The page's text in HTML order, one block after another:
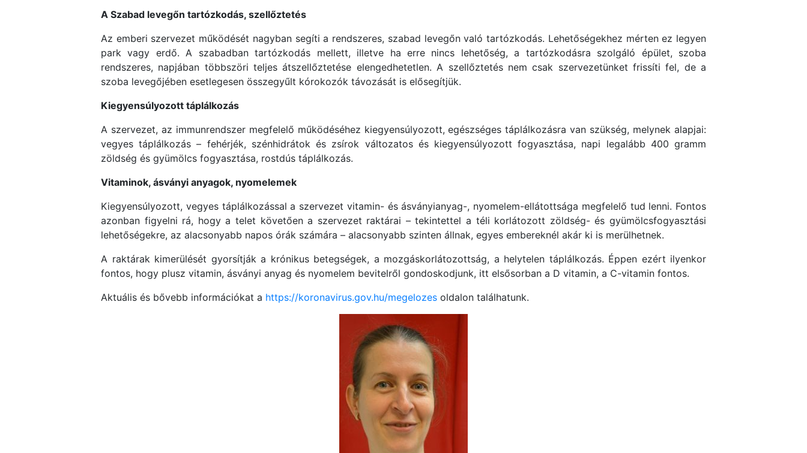
A Szabad levegőn tartózkodás, szellőztetés
Az emberi szervezet működését nagyban segíti a rendszeres, szabad levegőn való tartózkodás. Lehetőségekhez mérten ez legyen
park vagy erdő. A szabadban tartózkodás mellett, illetve ha erre nincs lehetőség, a tartózkodásra szolgáló épület, szoba
rendszeres, napjában többszöri teljes átszellőztetése elengedhetetlen. A szellőztetés nem csak szervezetünket frissíti fel, de a
szoba levegőjében esetlegesen összegyűlt kórokozók távozását is elősegítjük.
Kiegyensúlyozott táplálkozás
A szervezet, az immunrendszer megfelelő működéséhez kiegyensúlyozott, egészséges táplálkozásra van szükség, melynek alapjai:
vegyes táplálkozás – fehérjék, szénhidrátok és zsírok változatos és kiegyensúlyozott fogyasztása, napi legalább 400 gramm
zöldség és gyümölcs fogyasztása, rostdús táplálkozás.
Vitaminok, ásványi anyagok, nyomelemek
Kiegyensúlyozott, vegyes táplálkozással a szervezet vitamin- és ásványianyag-, nyomelem-ellátottsága megfelelő tud lenni. Fontos
azonban figyelni rá, hogy a telet követően a szervezet raktárai – tekintettel a téli korlátozott zöldség- és gyümölcsfogyasztási
lehetőségekre, az alacsonyabb napos órák számára – alacsonyabb szinten állnak, egyes embereknél akár ki is merülhetnek.
A raktárak kimerülését gyorsítják a krónikus betegségek, a mozgáskorlátozottság, a helytelen táplálkozás. Éppen ezért ilyenkor
fontos, hogy plusz vitamin, ásványi anyag és nyomelem bevitelről gondoskodjunk, itt elsősorban a D vitamin, a C-vitamin fontos.
Aktuális és bővebb információkat a https://koronavirus.gov.hu/megelozes oldalon találhatunk.